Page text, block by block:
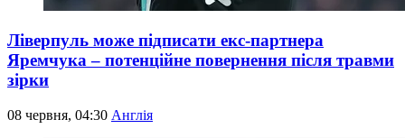
Ліверпуль може підписати екс-партнера
Яремчука – потенційне повернення після травми
зірки
08 червня, 04:30 Англія